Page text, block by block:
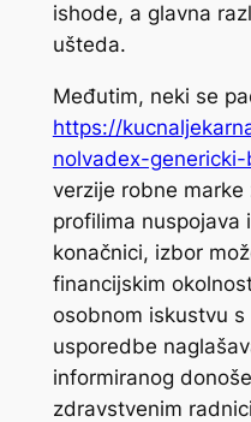
ishode, a glavna
ušteda.
Međutim, neki se
https://
nolvadex-
verzije robne
profilima nuspojava
konačnici, izbor
financijskim
osobnom iskustvu s
usporedbe
informiranog
zdravstvenim